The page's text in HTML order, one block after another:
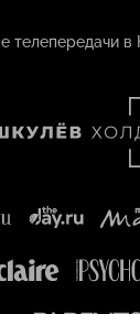
телепередачи в